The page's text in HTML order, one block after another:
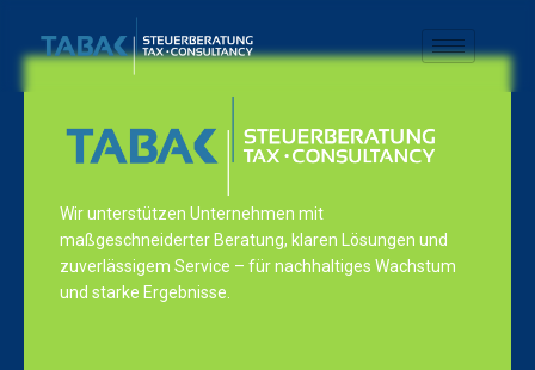
Wir unterstützen Unternehmen mit
maßgeschneiderter Beratung, klaren Lösungen und
zuverlässigem Service – für nachhaltiges Wachstum
und starke Ergebnisse.